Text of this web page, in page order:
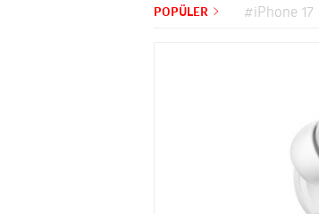
POPÜLER #iPhone 17